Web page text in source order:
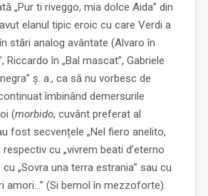
„Pur ti riveggo, mia dolce Aida” din
elanul tipic eroic cu care Verdi a
stări analog avântate (Alvaro în
Riccardo în „Bal mascat”, Gabriele
ș. a., ca să nu vorbesc de
îmbinând demersurile
(morbido, cuvânt preferat al
fost secvențele „Nel fiero anelito,
respectiv cu „vivrem beati d’eterno
cu „Sovra una terra estrania” sau cu
amori…” (Si bemol în mezzoforte).